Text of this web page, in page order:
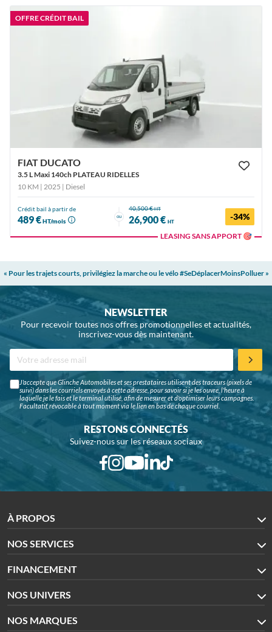
OFFRE CRÉDIT BAIL
FIAT DUCATO
3.5 L Maxi 140ch PLATEAU RIDELLES
10 KM | 2025 | Diesel
Crédit bail à partir de
489 €HT/mois
ou
40,500 €HT
26,900 € HT -34%
LEASING SANS APPORT 🎯
« Pour les trajets courts, privilégiez la marche ou le vélo #SeDéplacerMoinsPolluer »
NEWSLETTER
Pour recevoir toutes nos offres promotionnelles et actualités,
inscrivez-vous dès maintenant.
J'accepte que Glinche Automobiles et ses prestataires utilisent des traceurs (pixels de
suivi) dans les courriels envoyés à cette adresse, pour savoir si je les ouvre, l'heure à
laquelle je le fais et le terminal utilisé, afin de mesurer et d'optimiser leurs campagnes.
Facultatif, révocable à tout moment via le lien en bas de chaque courriel.
RESTONS CONNECTÉS
Suivez-nous sur les réseaux sociaux
À PROPOS
NOS SERVICES
FINANCEMENT
NOS UNIVERS
NOS MARQUES